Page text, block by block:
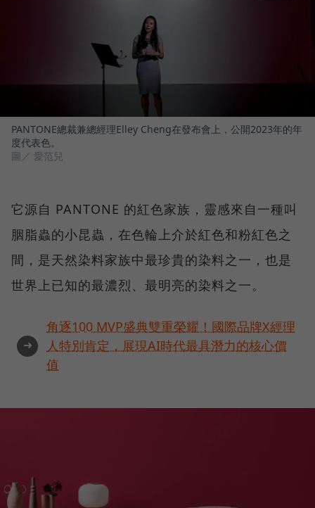
PANTONE總裁兼總經理Elley Cheng在發布會上，公開2023年的年
度代表色。
圖／ 愛范兒
它源自 PANTONE 的紅色家族，靈感來自一種叫
胭脂蟲的小昆蟲，在色輪上介於紅色和粉紅色之
間，是天然染料家族中最珍貴的染料之一，也是
世界上已知的最濃烈、最明亮的染料之一。
➜
角逐100 MVP盛典雙重榮耀！國際品牌X經理
人特別肯定，展現AI時代最具潛力的核心價
值